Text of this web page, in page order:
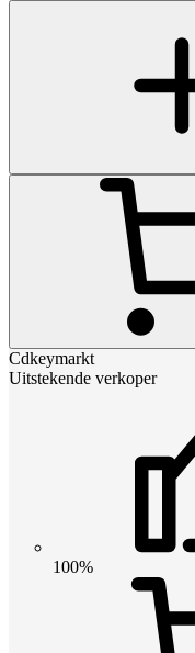
Cdkeymarkt
Uitstekende verkoper
100%